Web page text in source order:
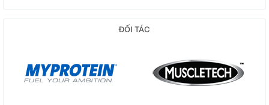
THANH HÓA của WHEYSINHVIEN để trải nghiệm cũng như
ĐỐI TÁC